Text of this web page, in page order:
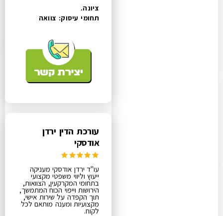
ציונה.
תחומי עיסוק: צוואה
עורכת הדין ירדן
אודסקי
עו"ד ירדן אודסקי מעניקה
ייעוץ וליווי משפטי מקצועי
בתחומי המקרקעין, הצוואות,
הירושות וייפוי הכוח המתמשך,
תוך הקפדה על שירות אישי,
מקצועיות ומענה מותאם לכל
לקוח.